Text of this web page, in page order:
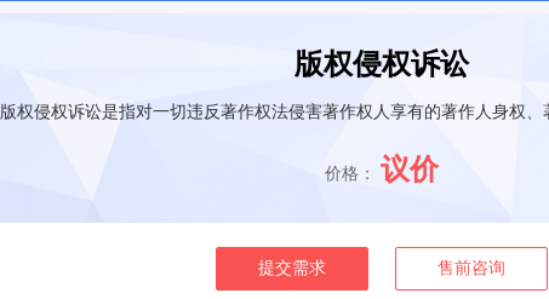
版权侵权诉讼
版权侵权诉讼是指对一切违反著作权法侵害著作权人享有的著作人身权、
价格： 议价
提交需求 售前咨询